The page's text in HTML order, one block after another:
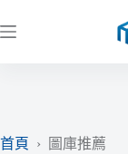
至
首頁
› 圖庫推薦